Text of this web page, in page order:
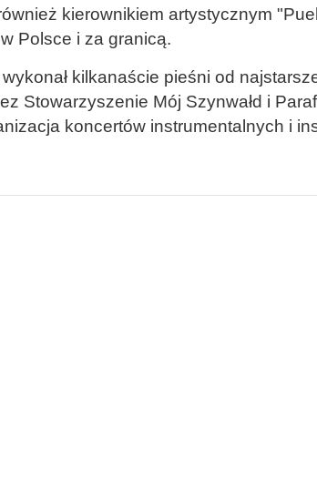
kierownikiem artystycznym
Polsce i za granicą.
kilkanaście pieśni od
Stowarzyszenie Mój Szynwałd i
koncertów instrumentalnych i